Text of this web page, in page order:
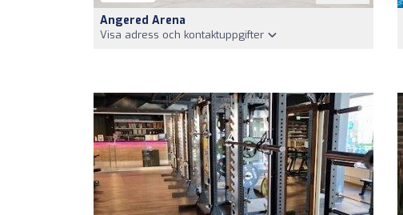
Angered Arena
Visa adress och kontaktuppgifter